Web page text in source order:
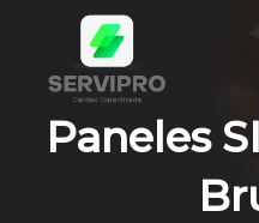
Paneles